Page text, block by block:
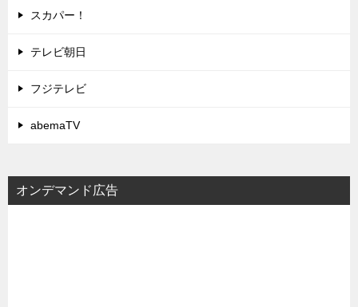
スカパー！
テレビ朝日
フジテレビ
abemaTV
オンデマンド広告